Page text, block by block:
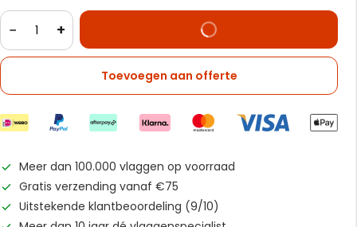
− +
Toevoegen aan offerte
Meer dan 100.000 vlaggen op voorraad
Gratis verzending vanaf €75
Uitstekende klantbeoordeling (9/10)